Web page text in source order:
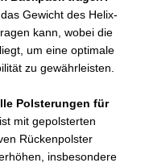
Gewicht des Helix-
kann, wobei die
um eine optimale
zu gewährleisten.
Polsterungen für
mit gepolsterten
Rückenpolster
insbesondere